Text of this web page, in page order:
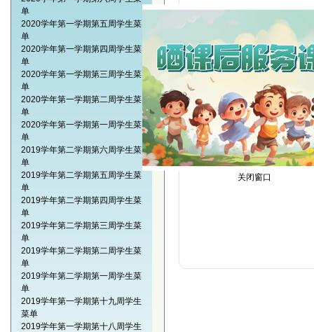
单
2020学年第一学期第五周学生菜
单
2020学年第一学期第四周学生菜
单
2020学年第一学期第三周学生菜
单
2020学年第一学期第二周学生菜
单
2020学年第一学期第一周学生菜
单
2019学年第二学期第六周学生菜
单
2019学年第二学期第五周学生菜
单
2019学年第二学期第四周学生菜
单
2019学年第二学期第三周学生菜
单
2019学年第二学期第二周学生菜
单
2019学年第二学期第一周学生菜
单
2019学年第一学期第十九周学生
菜单
2019学年第一学期第十八周学生
11/11 周三 咖喱鸡腿，青菜
11/12 周四 香嫩排条，酱汁
11/13 周五 咖喱鸡腿，脆瓜
关闭窗口